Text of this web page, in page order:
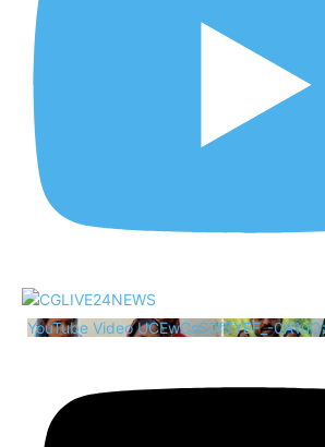
YouTube Video UCEwCsS3f5YEF_-